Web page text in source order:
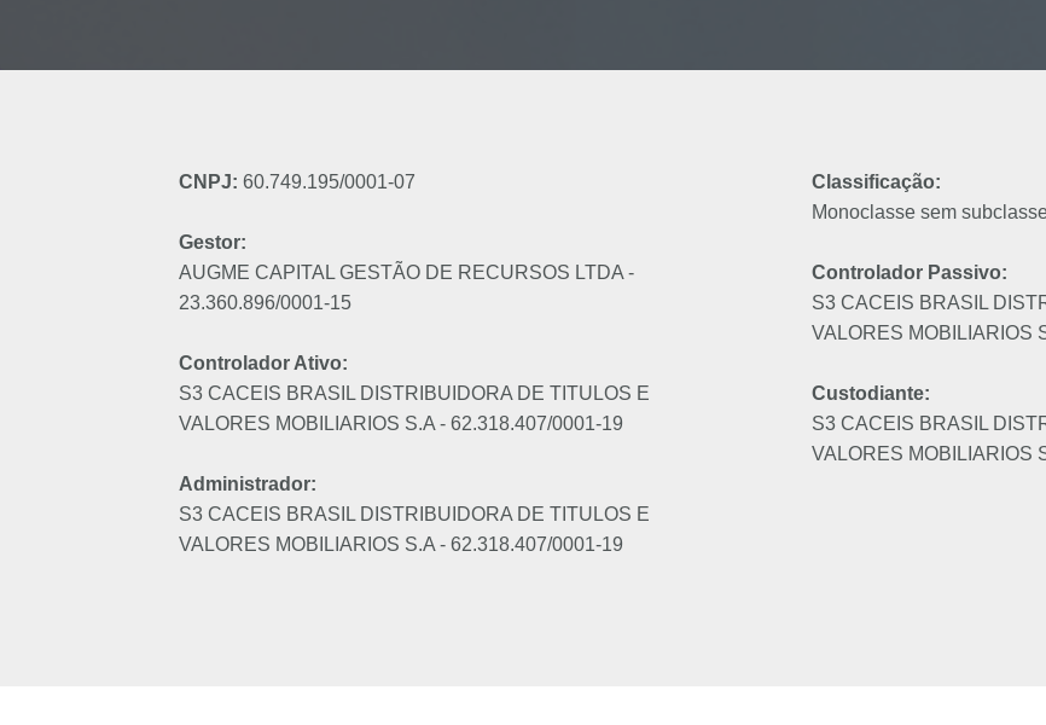
CNPJ: 60.749.195/0001-07
Gestor:
AUGME CAPITAL GESTÃO DE RECURSOS LTDA -
23.360.896/0001-15
Controlador Ativo:
S3 CACEIS BRASIL DISTRIBUIDORA DE TITULOS E
VALORES MOBILIARIOS S.A - 62.318.407/0001-19
Administrador:
S3 CACEIS BRASIL DISTRIBUIDORA DE TITULOS E
VALORES MOBILIARIOS S.A - 62.318.407/0001-19
Classificação:
Monoclasse sem
Controlador Passivo:
S3 CACEIS BRASIL
VALORES MOBILIARIOS
Custodiante:
S3 CACEIS BRASIL
VALORES MOBILIARIOS